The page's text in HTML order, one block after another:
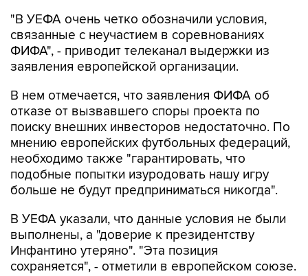
"В УЕФА очень четко обозначили условия,
связанные с неучастием в соревнованиях
ФИФА", - приводит телеканал выдержки из
заявления европейской организации.
В нем отмечается, что заявления ФИФА об
отказе от вызвавшего споры проекта по
поиску внешних инвесторов недостаточно. По
мнению европейских футбольных федераций,
необходимо также "гарантировать, что
подобные попытки изуродовать нашу игру
больше не будут предприниматься никогда".
В УЕФА указали, что данные условия не были
выполнены, а "доверие к президентству
Инфантино утеряно". "Эта позиция
сохраняется", - отметили в европейском союзе.